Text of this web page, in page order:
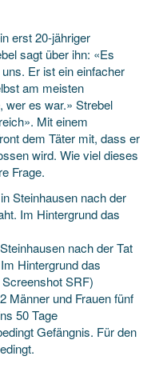
erst 20-jähriger
sagt über ihn: «Es
Er ist ein einfacher
am meisten
wer es war.» Strebel
Mit einem
dem Täter mit, dass er
wird. Wie viel dieses
Frage.
nach der Tat
Hintergrund das
SRF)
Männer und Frauen fünf
50 Tage
Gefängnis. Für den